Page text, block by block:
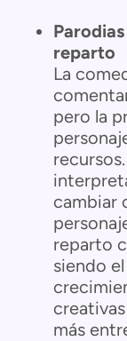
reparto
La
pero la
cambiar
reparto
siendo
más